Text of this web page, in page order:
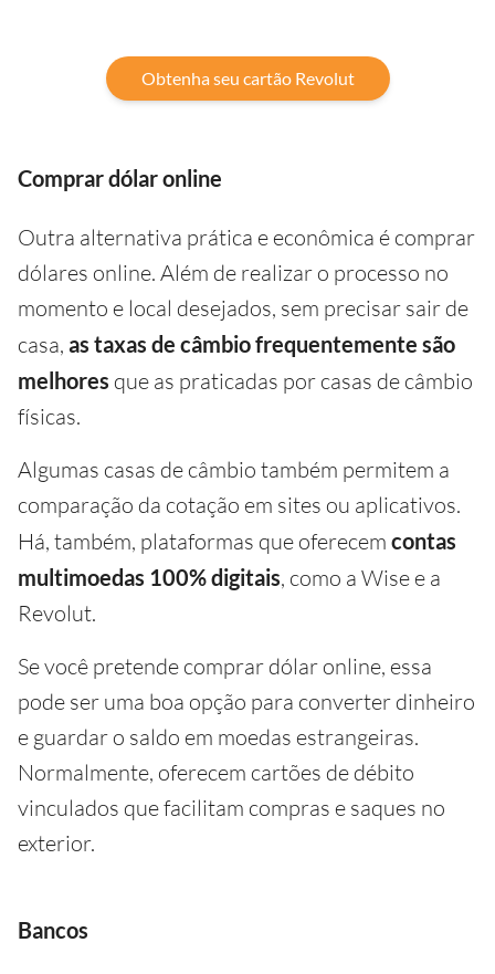
Obtenha seu cartão Revolut
Comprar dólar online
Outra alternativa prática e econômica é comprar
dólares online. Além de realizar o processo no
momento e local desejados, sem precisar sair de
casa, as taxas de câmbio frequentemente são
melhores que as praticadas por casas de câmbio
físicas.
Algumas casas de câmbio também permitem a
comparação da cotação em sites ou aplicativos.
Há, também, plataformas que oferecem contas
multimoedas 100% digitais, como a Wise e a
Revolut.
Se você pretende comprar dólar online, essa
pode ser uma boa opção para converter dinheiro
e guardar o saldo em moedas estrangeiras.
Normalmente, oferecem cartões de débito
vinculados que facilitam compras e saques no
exterior.
Bancos